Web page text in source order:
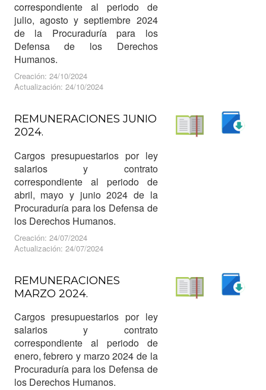
correspondiente al periodo de
julio, agosto y septiembre 2024
de la Procuraduría para los
Defensa de los Derechos
Humanos.
Creación: 24/10/2024
Actualización: 24/10/2024
REMUNERACIONES JUNIO
2024.
Cargos presupuestarios por ley
salarios y contrato
correspondiente al periodo de
abril, mayo y junio 2024 de la
Procuraduría para los Defensa de
los Derechos Humanos.
Creación: 24/07/2024
Actualización: 24/07/2024
REMUNERACIONES
MARZO 2024.
Cargos presupuestarios por ley
salarios y contrato
correspondiente al periodo de
enero, febrero y marzo 2024 de la
Procuraduría para los Defensa de
los Derechos Humanos.